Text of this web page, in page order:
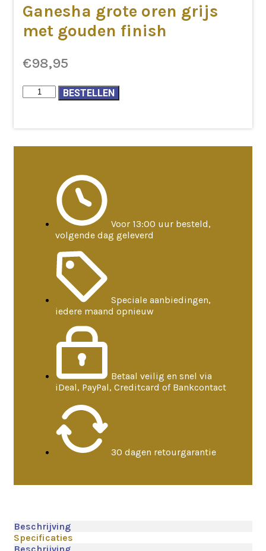
Ganesha grote oren grijs
met gouden finish
€98,95
Ganesha
grote
BESTELLEN
Voor 13:00 uur besteld,
volgende dag geleverd
Speciale aanbiedingen,
iedere maand opnieuw
Betaal veilig en snel via
iDeal, PayPal, Creditcard of Bankcontact
30 dagen retourgarantie
Beschrijving
Specificaties
Beschrijving